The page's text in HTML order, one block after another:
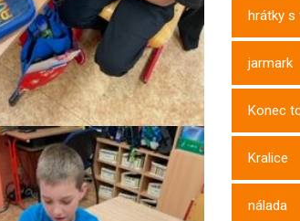
hrátky s
jarmark
Konec
Kralice
nálada